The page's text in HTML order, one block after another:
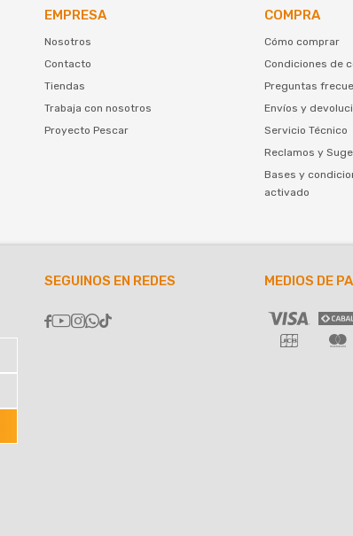
EMPRESA
Nosotros
Contacto
Tiendas
Trabaja con nosotros
Proyecto Pescar
COMPRA
Cómo comprar
Condiciones de
Preguntas
Envíos y
Servicio Técnico
Reclamos y
Bases y
activado
SEGUINOS EN REDES

MEDIOS DE